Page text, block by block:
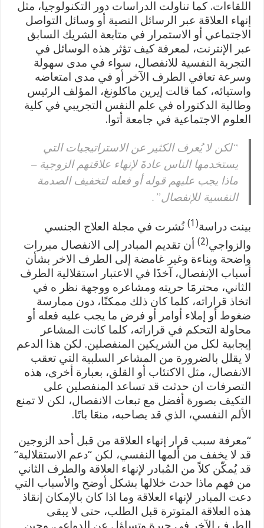
اللقاءات. كما تناولت الدراسات دور التكنولوجيا، مثل
إنهاء العلاقة عبر الرسائل النصية أو وسائل التواصل
الاجتماعي أو الاستمرار في متابعة الشريك السابق
عبر الإنترنت، لمعرفة كيف تؤثر هذه الوسائل في
التجربة النفسية للانفصال، سواء في مدى سهولة
وسرعة تعافي الطرف الآخر أو في مدى امتعاضه
واستيائه، كما قالت إيرين ماكلونغ، المؤلف الرئيس
وطالبة الدكتوراه في علم النفس التجريبي في كلية
العلوم الاجتماعية في جامعة أتوا.
“لكن لا يُعرف الكثير عن الاستراتيجيات التي
يستخدمها الناس عادةََ لإنهاء علاقتهم الزوجية –
ماذا يجب عليهم قوله أو فعله لتخفيف الصدمة
النفسية للإنفصال”.
بينت دراسة(1)
نُشرت في مجلة العلاج الجنسي
والزواجي(2)
أن تقديم المبادر إلى الانفصال مبررات
واضحة وبناءة وغير غامضة إلى الطرف الاخر بشأن
أسباب الإنفصال، آخذََا في الاعتبار استقلالية الطرف
الثاني، محترمََا حريته ومشاعره ووجهة نظر ه في
اتخاذ قراراته، كلما كان ذلك ممكنًا، دون ممارسة
ضغوط أو إملاء أوامر أو فرض ما يجب عليه فعله أو
محاولة التحكم في قراراته، كلما كانت المشاعر
إيجابية لكل من الشريكين المنفصلين. لكن هذا الدعم
لا يقلل بالضرورة من المشاعر السلبية التي تعقب
الانفصال، مثل الاكتئاب أو القلق، بعبارة أخرى، هذه
التصرفات ان حدثت قد تساعد المنفصلين على
التكيف بصورة أفضل مع تبعات الانفصال، لكن لا تمنع
الألم النفسي، الذي قد يصاحبه، منعََا باتََا.
“معرفة سبب قرار إنهاء العلاقة من قبل أحد الزوجين
قد لا يخفف من ألمها النفسي، لكن “دعم الاستقلالية”
قد يُمكّن كلاً من المُبادر لإنهاء العلاقة والطرف الثاني
من فهم ماذا حدث خلالها بشكل أوضح والأسباب التي
دعت المبادر لإنهاء العلاقة وما اذا كان بالإمكان إنقاذ
هذه العلاقة المتوترة قبل الطلب، حتى لا يبقى
الطرف الآخر في حيرة وتساؤل عن الدواعي. وحين